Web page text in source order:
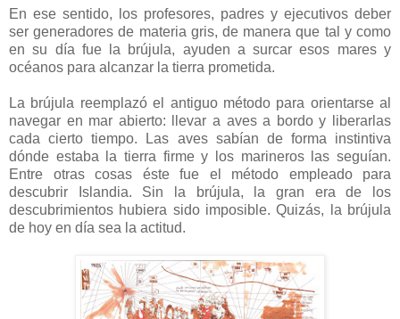
En ese sentido, los profesores, padres y ejecutivos deber
ser generadores de materia gris, de manera que tal y como
en su día fue la brújula, ayuden a surcar esos mares y
océanos para alcanzar la tierra prometida.
La brújula reemplazó el antiguo método para orientarse al
navegar en mar abierto: llevar a aves a bordo y liberarlas
cada cierto tiempo. Las aves sabían de forma instintiva
dónde estaba la tierra firme y los marineros las seguían.
Entre otras cosas éste fue el método empleado para
descubrir Islandia. Sin la brújula, la gran era de los
descubrimientos hubiera sido imposible. Quizás, la brújula
de hoy en día sea la actitud.